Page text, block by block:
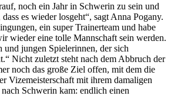
noch ein Jahr in Schwerin zu sein und
es wieder losgeht“, sagt Anna Pogany.
ein super Trainerteam und habe
wieder eine tolle Mannschaft sein werden.
und jungen Spielerinnen, der sich
Nicht zuletzt steht nach dem Abbruch der
noch das große Ziel offen, mit dem die
Vizemeisterschaft mit ihrem damaligen
Schwerin kam: endlich einen